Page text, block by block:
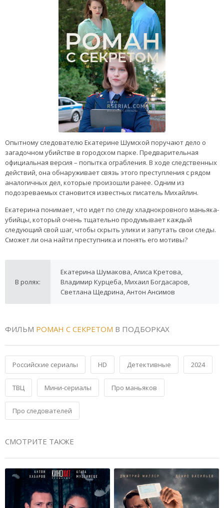
Опытному следователю Екатерине Шумской поручают дело о
загадочном убийстве в городском парке. Предварительная
официальная версия – попытка ограбления. В ходе следственных
действий, она обнаруживает связь этого преступления с рядом
аналогичных дел, которые произошли ранее. Одним из
подозреваемых становится известных писатель Михайлин.
Екатерина понимает, что идет по следу хладнокровного маньяка-
убийцы, который очень тщательно продумывает каждый
следующий свой шаг, чтобы скрыть улики и запутать свои следы.
Сможет ли она найти преступника и понять его мотивы?
В ролях:
Екатерина Шумакова, Алиса Кретова,
Владимир Курцеба, Михаил Богдасаров,
Светлана Щедрина, Антон Ансимов
ФИЛЬМ РОМАН С СЕКРЕТОМ В ПОДБОРКАХ
Российские сериалы HD Детективные 2024
ТВЦ Мини-сериалы Про маньяков
Про следователей
СМОТРИТЕ ТАКЖЕ